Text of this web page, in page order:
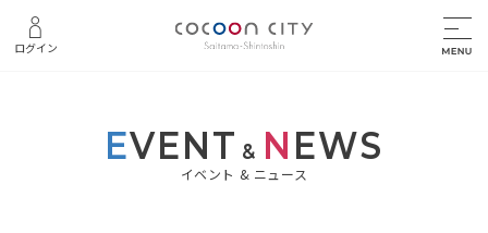
ログイン
EVENT & NEWS
イベント & ニュース